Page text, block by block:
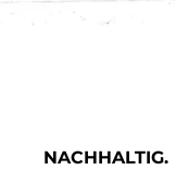
NACHHALTIG.